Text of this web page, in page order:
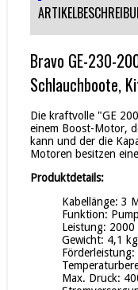
Bravo GE-230-
Schlauchboote,
Die kraftvolle "GE
einem Boost-Motor,
kann und der die
Motoren besitzen
Produktdetails:
Kabellänge: 3
Funktion:
Leistung: 2000
Gewicht: 4,1 kg
Max. Druck: